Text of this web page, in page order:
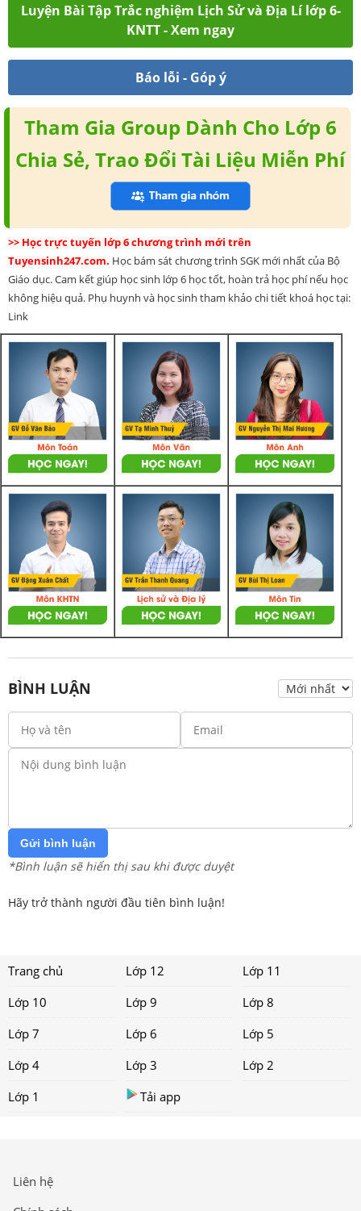
Luyện Bài Tập Trắc nghiệm Lịch Sử và Địa Lí lớp 6-
KNTT - Xem ngay
Báo lỗi - Góp ý
Tham Gia Group Dành Cho Lớp 6
Chia Sẻ, Trao Đổi Tài Liệu Miễn Phí
>> Học trực tuyến lớp 6 chương trình mới trên
Tuyensinh247.com. Học bám sát chương trình SGK mới nhất của Bộ
Giáo dục. Cam kết giúp học sinh lớp 6 học tốt, hoàn trả học phí nếu học
không hiệu quả. Phụ huynh và học sinh tham khảo chi tiết khoá học tại:
Link
BÌNH LUẬN
Gửi bình luận
*Bình luận sẽ hiển thị sau khi được duyệt
Hãy trở thành người đầu tiên bình luận!
Trang chủ Lớp 12
Lớp 11
Lớp 10
Lớp 9
Lớp 8
Lớp 7
Lớp 6
Lớp 5
Lớp 4
Lớp 3
Lớp 2
Lớp 1
Tải app
Liên hệ